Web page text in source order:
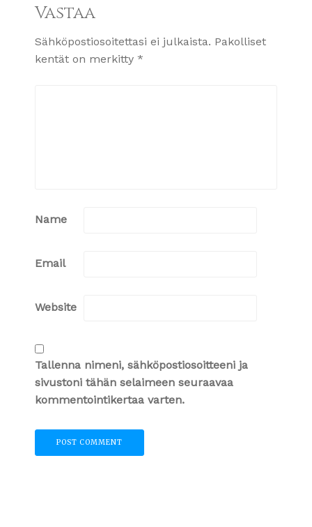
Vastaa
Sähköpostiosoitettasi ei julkaista. Pakolliset
kentät on merkitty *
Name
Email
Website
Tallenna nimeni, sähköpostiosoitteeni ja
sivustoni tähän selaimeen seuraavaa
kommentointikertaa varten.